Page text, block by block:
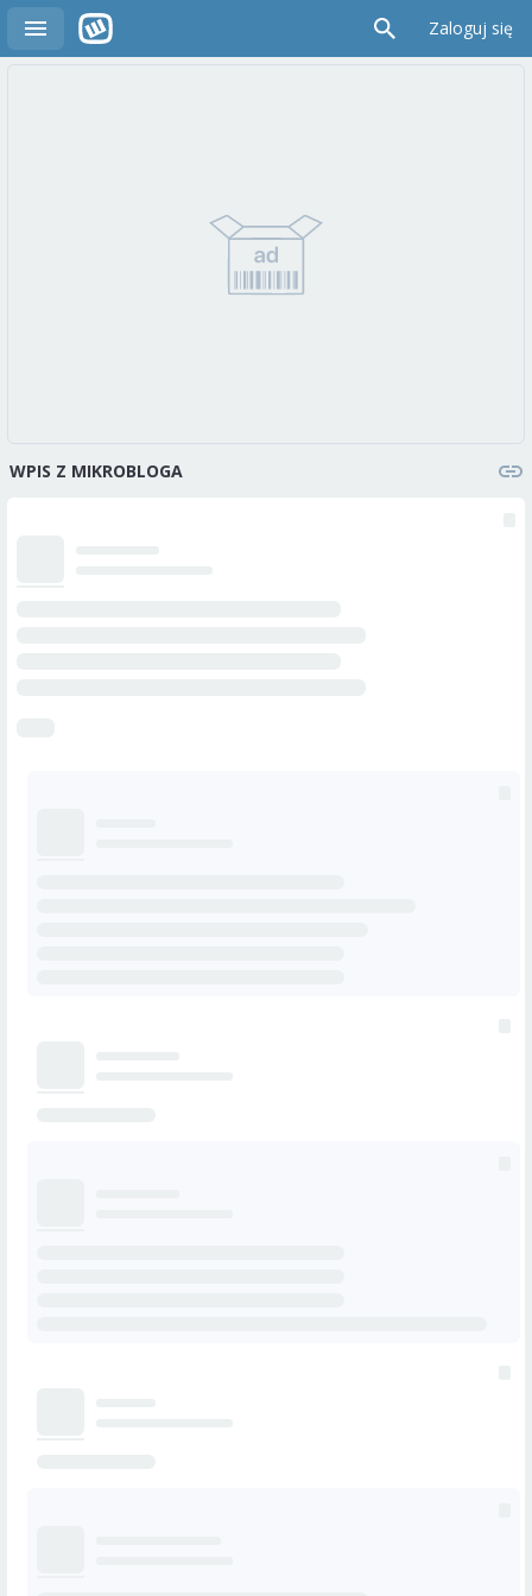
Zaloguj się
WPIS Z MIKROBLOGA